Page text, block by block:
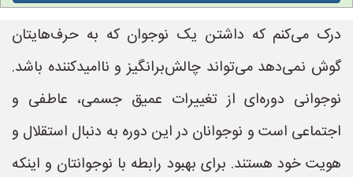
درک می‌کنم که داشتن یک نوجوان که به حرف‌هایتان
گوش نمی‌دهد می‌تواند چالش‌برانگیز و ناامیدکننده باشد.
نوجوانی دوره‌ای از تغییرات عمیق جسمی، عاطفی و
اجتماعی است و نوجوانان در این دوره به دنبال استقلال و
هویت خود هستند. برای بهبود رابطه با نوجوانتان و اینکه